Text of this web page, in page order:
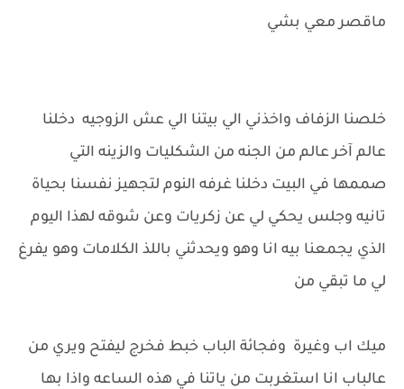
ماقصر معي بشي
خلصنا الزفاف واخذني الي بيتنا الي عش الزوجيه دخلنا
عالم آخر عالم من الجنه من الشكليات والزينه التي
صممها في البيت دخلنا غرفه النوم لتجهيز نفسنا بحياة
تانيه وجلس يحكي لي عن زكريات وعن شوقه لهذا اليوم
الذي يجمعنا بيه انا وهو ويحدثني باللذ الكلامات وهو يفرغ
لي ما تبقي من
ميك اب وغيرة وفجائة الباب خبط فخرج ليفتح ويري من
عالباب انا استغربت من ياتنا في هذه الساعه واذا بها